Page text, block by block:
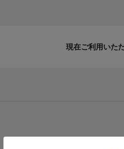
現在ご利用いた